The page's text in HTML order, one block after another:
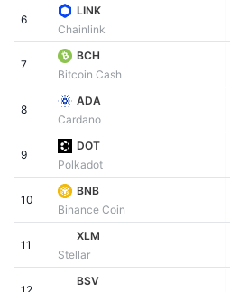
Sedang Tren
Baru
Kripto
Politik
Olahraga
Keuangan
Teknologi
ETF Kripto
ETF Bitcoin
ETF Ethereum
Analisis teknikal
RSI
MACD
CMC MCP
x402
Belajar
Berita
Academy
Riset
Video
Glosarium
6
LINK
Chainlink
7
BCH
Bitcoin Cash
8
ADA
Cardano
9
DOT
Polkadot
10
BNB
Binance Coin
11
XLM
Stellar
BSV